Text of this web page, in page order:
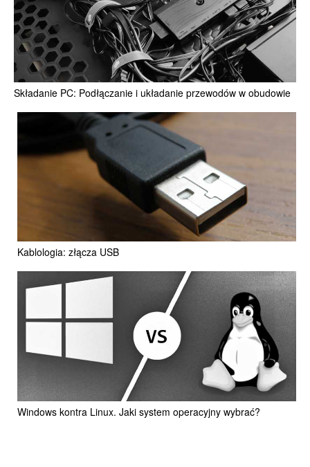
Składanie PC: Podłączanie i układanie przewodów w obudowie
Kablologia: złącza USB
Windows kontra Linux. Jaki system operacyjny wybrać?